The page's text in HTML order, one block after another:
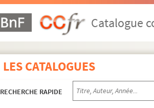
Catalogue
LES CATALOGUES
RECHERCHE RAPIDE